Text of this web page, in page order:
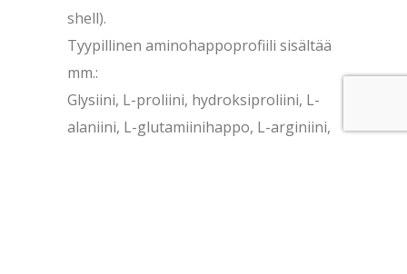
shell).
Tyypillinen aminohappoprofiili sisältää
mm.:
Glysiini, L-proliini, hydroksiproliini, L-
alaniini, L-glutamiinihappo, L-arginiini,